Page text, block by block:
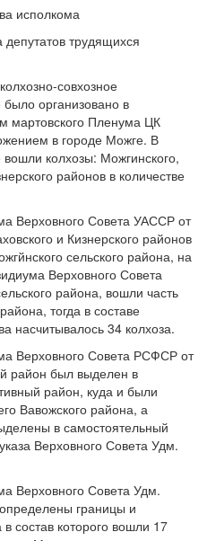
исполкома
депутатов трудящихся
совхозное
организовано в
мартовского Пленума ЦК
в городе Можге. В
колхозы: Можгинского,
районов в количестве
Верховного Совета УАССР от
и Кизнерского районов
сельского района, на
Верховного Совета
района, вошли часть
тогда в составе
насчитывалось 34 колхоза.
Верховного Совета РСФСР от
район был выделен в
район, куда и были
Вавожского района, а
в самостоятельный
Верховного Совета Удм.
Верховного Совета Удм.
границы и
состав которого вошли 17